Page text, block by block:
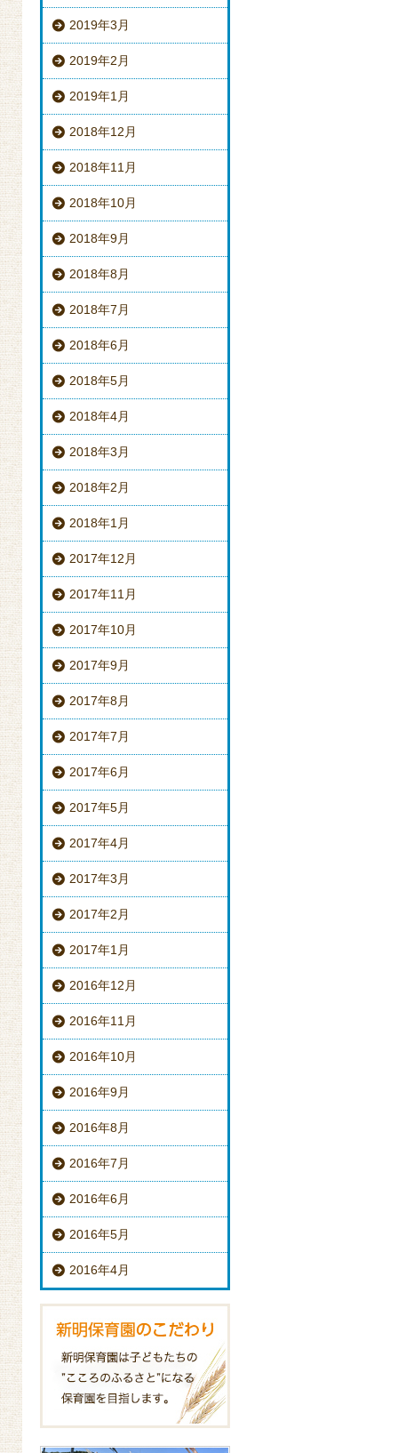
2019年3月
2019年2月
2019年1月
2018年12月
2018年11月
2018年10月
2018年9月
2018年8月
2018年7月
2018年6月
2018年5月
2018年4月
2018年3月
2018年2月
2018年1月
2017年12月
2017年11月
2017年10月
2017年9月
2017年8月
2017年7月
2017年6月
2017年5月
2017年4月
2017年3月
2017年2月
2017年1月
2016年12月
2016年11月
2016年10月
2016年9月
2016年8月
2016年7月
2016年6月
2016年5月
2016年4月